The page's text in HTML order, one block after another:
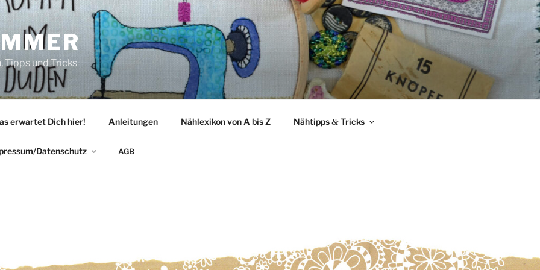
Tipps und Tricks
erwartet Dich hier! Anleitungen Nählexikon von A bis Z Nähtipps&Tricks
Datenschutz AGB